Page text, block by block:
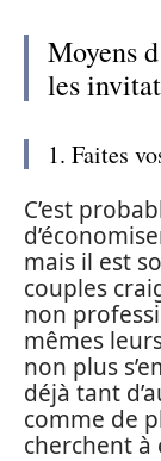
Moyens
les
1. Faites
C’est
mais il est
couples
non
mêmes
non plus
déjà tant
comme de
cherchent à